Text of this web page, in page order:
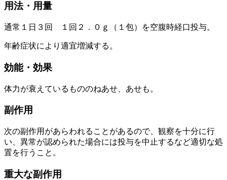
用法・用量
通常１日３回 １回２．０ｇ（１包）を空腹時経口投与。
年齢症状により適宜増減する。
効能・効果
体力が衰えているもののねあせ、あせも。
副作用
次の副作用があらわれることがあるので、観察を十分に行
い、異常が認められた場合には投与を中止するなど適切な処
置を行うこと。
重大な副作用